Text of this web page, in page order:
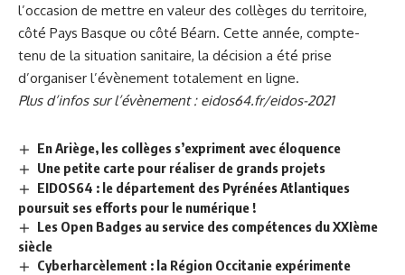
l’occasion de mettre en valeur des collèges du territoire,
côté Pays Basque ou côté Béarn. Cette année, compte-
tenu de la situation sanitaire, la décision a été prise
d’organiser l’évènement totalement en ligne.
Plus d’infos sur l’évènement : eidos64.fr/eidos-2021
En Ariège, les collèges s’expriment avec éloquence
Une petite carte pour réaliser de grands projets
EIDOS64 : le département des Pyrénées Atlantiques
poursuit ses efforts pour le numérique !
Les Open Badges au service des compétences du XXIème
siècle
Cyberharcèlement : la Région Occitanie expérimente